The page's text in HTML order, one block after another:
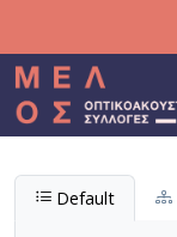
Default